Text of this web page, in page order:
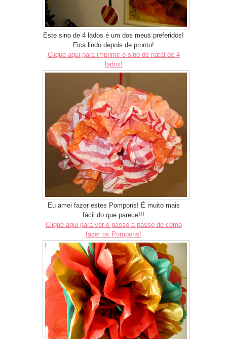
Este sino de 4 lados é um dos meus preferidos!
Fica lindo depois de pronto!
Clique aqui para imprimir o sino de natal de 4
lados!
Eu amei fazer estes Pompons! É muito mais
fácil do que parece!!!
Clique aqui para ver o passo a passo de como
fazer os Pompons!